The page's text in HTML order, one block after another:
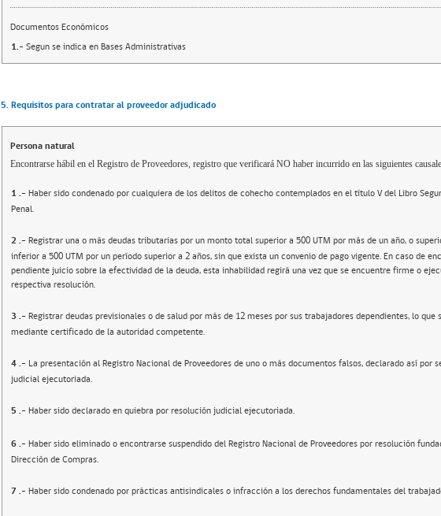
Documentos Económicos
1.- Segun se indica en Bases Administrativas
5. Requisitos para contratar al proveedor adjudicado
Persona natural
Encontrarse hábil en el Registro de Proveedores, registro que verificará NO haber incurrido en las siguientes
1.- Haber sido condenado por cualquiera de los delitos de cohecho contemplados en el título V del Libro
Penal.
2.- Registrar una o más deudas tributarias por un monto total superior a 500 UTM por más de un año, o
inferior a 500 UTM por un período superior a 2 años, sin que exista un convenio de pago vigente. En caso de
pendiente juicio sobre la efectividad de la deuda, esta inhabilidad regirá una vez que se encuentre firme o
respectiva resolución.
3 .- Registrar deudas previsionales o de salud por más de 12 meses por sus trabajadores dependientes, lo que
mediante certificado de la autoridad competente.
4.- La presentación al Registro Nacional de Proveedores de uno o más documentos falsos, declarado así por
judicial ejecutoriada.
5 .- Haber sido declarado en quiebra por resolución judicial ejecutoriada.
6.- Haber sido eliminado o encontrarse suspendido del Registro Nacional de Proveedores por resolución
Dirección de Compras.
7.- Haber sido condenado por prácticas antisindicales o infracción a los derechos fundamentales del